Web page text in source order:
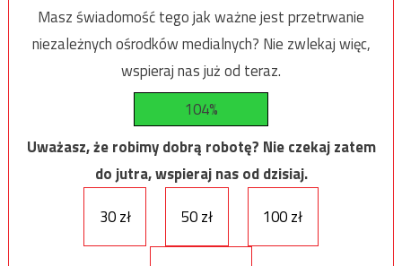
Masz świadomość tego jak ważne jest przetrwanie
niezależnych ośrodków medialnych? Nie zwlekaj więc,
wspieraj nas już od teraz.
104%
Uważasz, że robimy dobrą robotę? Nie czekaj zatem
do jutra, wspieraj nas od dzisiaj.
30 zł
50 zł 100 zł